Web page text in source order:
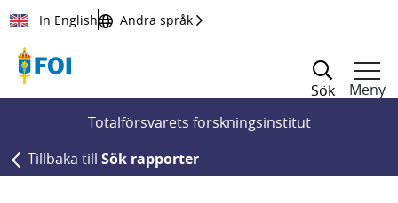
Till innehållet
In English Andra språk
Sök
Meny
Totalförsvarets forskningsinstitut
Tillbaka till Sök rapporter